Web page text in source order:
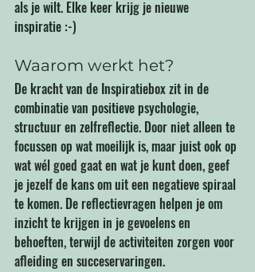
als je wilt. Elke keer krijg je nieuwe
inspiratie :-)
Waarom werkt het?
De kracht van de Inspiratiebox zit in de
combinatie van positieve psychologie,
structuur en zelfreflectie. Door niet alleen te
focussen op wat moeilijk is, maar juist ook op
wat wél goed gaat en wat je kunt doen, geef
je jezelf de kans om uit een negatieve spiraal
te komen. De reflectievragen helpen je om
inzicht te krijgen in je gevoelens en
behoeften, terwijl de activiteiten zorgen voor
afleiding en succeservaringen.